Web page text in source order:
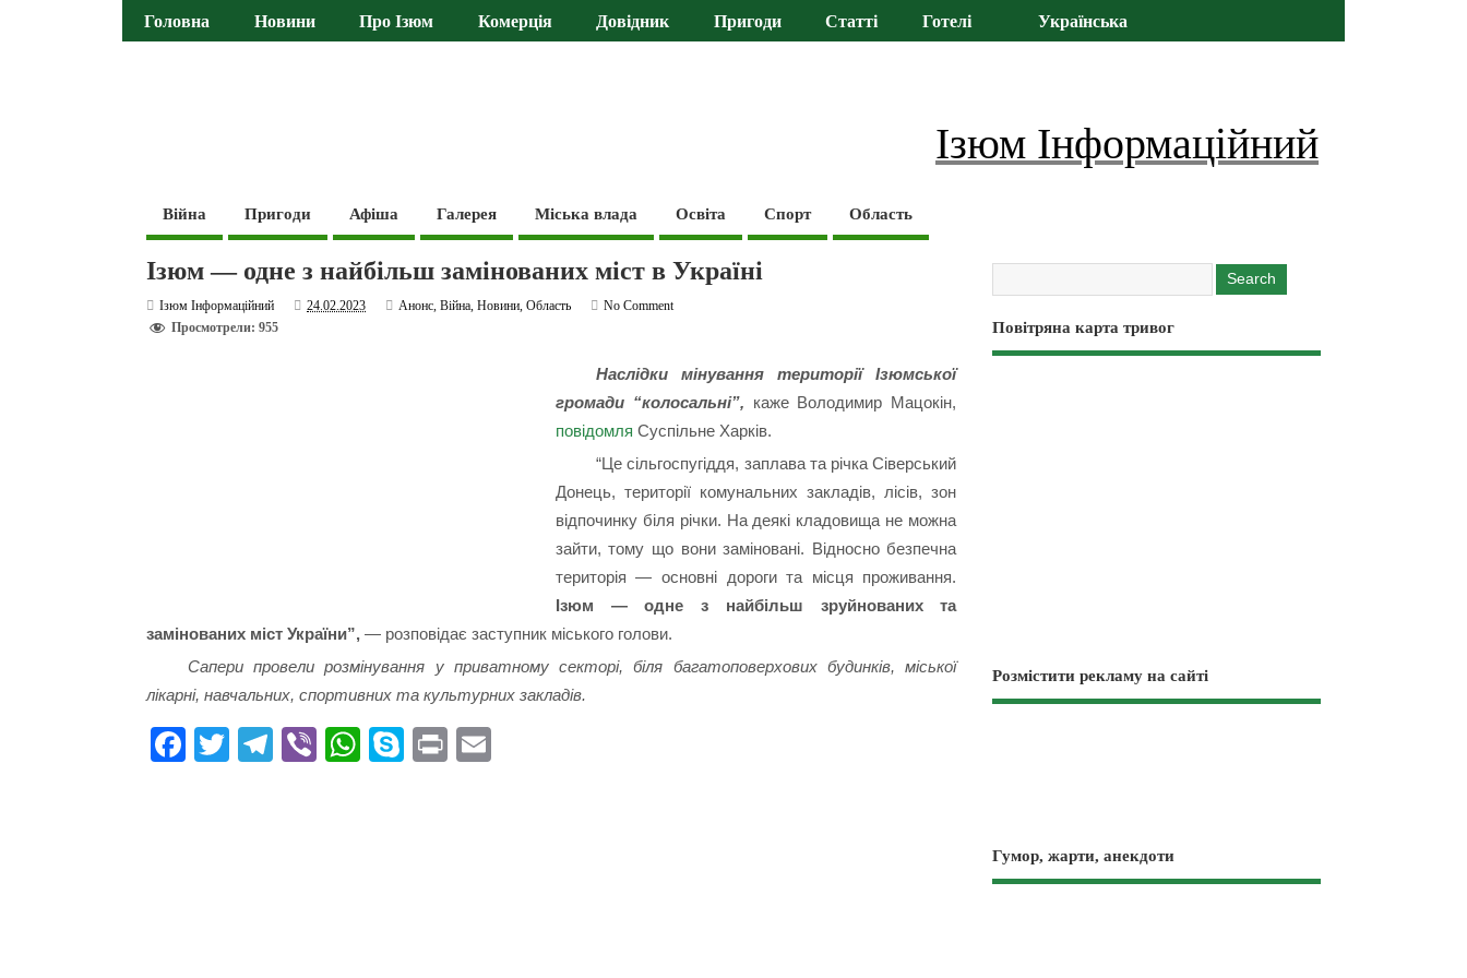
Головна Новини Про Ізюм Комерція Довідник Пригоди Статті Готелі Українська
Ізюм Інформаційний
Війна Пригоди Афіша Галерея Міська влада Освіта Спорт Область
Ізюм — одне з найбільш замінованих міст в Україні
Ізюм Інформаційний 24.02.2023 Анонс,Війна,Новини,Область
No Comment
Просмотрели: 955
Наслідки мінування території Ізюмської
громади “колосальні”, каже Володимир Мацокін,
повідомля Суспільне Харків.
“Це сільгоспугіддя, заплава та річка Сіверський
Донець, території комунальних закладів, лісів, зон
відпочинку біля річки. На деякі кладовища не можна
зайти, тому що вони заміновані. Відносно безпечна
територія — основні дороги та місця проживання.
Ізюм — одне з найбільш зруйнованих та
замінованих міст України”, — розповідає заступник міського голови.
Сапери провели розмінування у приватному секторі, біля багатоповерхових будинків, міської
лікарні, навчальних, спортивних та культурних закладів.
Fa T
Te Vi
W
S
Pr
Повітряна карта тривог
Розмістити рекламу на сайті
Гумор, жарти, анекдоти